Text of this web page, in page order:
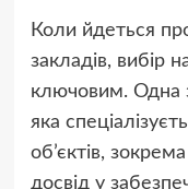
Коли йдеться
закладів, вибір
ключовим. Одна
яка
об’єктів,
досвід у